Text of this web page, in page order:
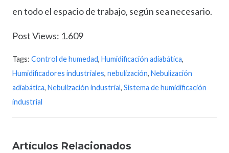
en todo el espacio de trabajo, según sea necesario.
Post Views: 1.609
Tags: Control de humedad, Humidificación adiabática,
Humidificadores industriales, nebulización, Nebulización
adiabática, Nebulización industrial, Sistema de humidificación
industrial
Artículos Relacionados